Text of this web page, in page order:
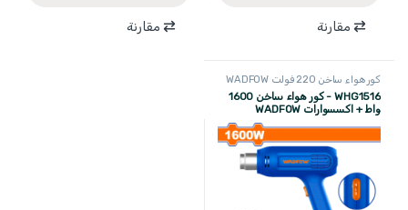
مقارنة مقارنة
كور هواء ساخن 220 فولت WADFOW
WHG1516 - كور هواء ساخن 1600
واط + اكسسوارات WADFOW